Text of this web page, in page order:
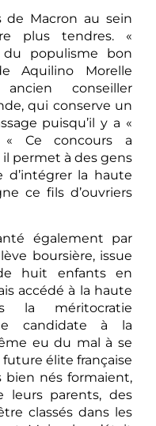
de Macron au sein
plus tendres. «
populisme bon
Aquilino Morelle
ancien conseiller
qui conserve un
puisqu’il y a «
Ce concours a
permet à des gens
la haute
ce fils d’ouvriers
également par
boursière, issue
huit enfants en
accédé à la haute
la méritocratie
candidate à la
eu du mal à se
élite française
bien nés formaient,
leurs parents, des
classés dans les